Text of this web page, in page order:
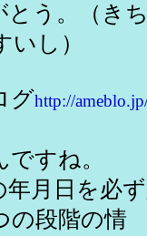
う。（き
し）
グhttp://
すね。
月日を必
の段階の情